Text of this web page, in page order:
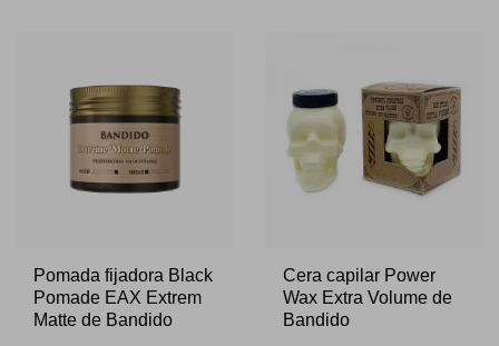
Pomada fijadora Black
Pomade EAX Extrem
Matte de Bandido
Cera capilar Power
Wax Extra Volume de
Bandido